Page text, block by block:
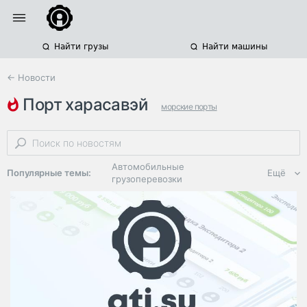
Найти грузы Найти машины
← Новости
порт харасавэй морские порты
российская логистика морские грузоперевозки
Популярные темы:
Автомобильные
грузоперевозки
Региональная
логистика
ЭДО, ИТ в
логистике
Дороги,
инфраструктура
Ещё